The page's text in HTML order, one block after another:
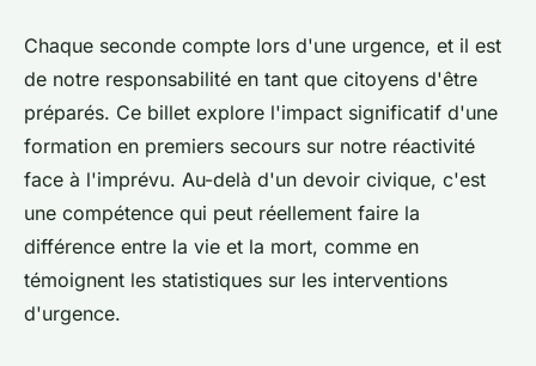
Sauvez des vies : formation
secours essentielle pour
chaque citoyen
Julie•15 mars 2024 •2 min de lecture
Chaque seconde compte lors d'une urgence, et il est
de notre responsabilité en tant que citoyens d'être
préparés. Ce billet explore l'impact significatif d'une
formation en premiers secours sur notre réactivité
face à l'imprévu. Au-delà d'un devoir civique, c'est
une compétence qui peut réellement faire la
différence entre la vie et la mort, comme en
témoignent les statistiques sur les interventions
d'urgence.